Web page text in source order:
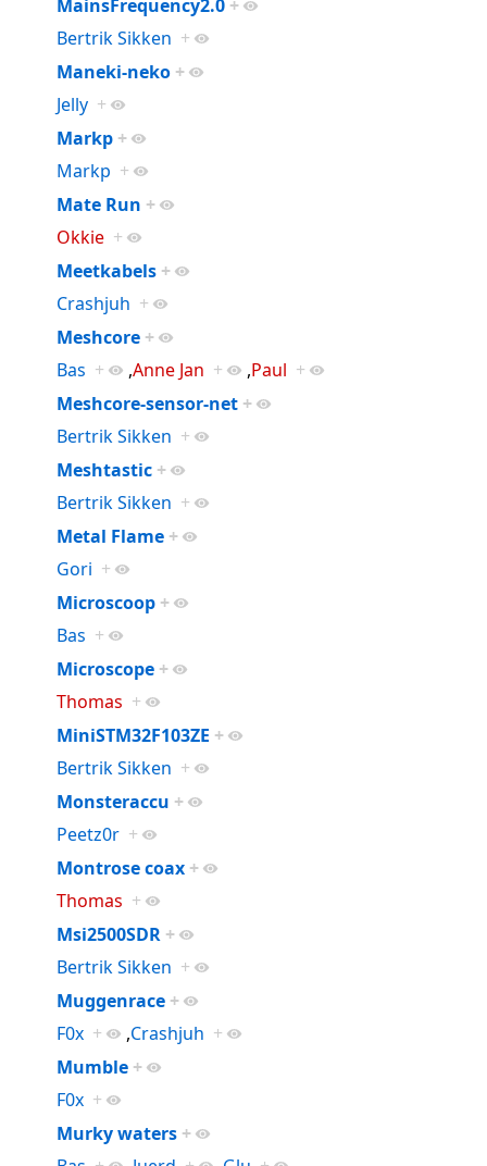
MainsFrequency2.0 +
Bertrik Sikken +
Maneki-neko +
Jelly +
Markp +
Markp +
Mate Run +
Okkie +
Meetkabels +
Crashjuh +
Meshcore +
Bas + ,Anne Jan + ,Paul +
Meshcore-sensor-net +
Bertrik Sikken +
Meshtastic +
Bertrik Sikken +
Metal Flame +
Gori +
Microscoop +
Bas +
Microscope +
Thomas +
MiniSTM32F103ZE +
Bertrik Sikken +
Monsteraccu +
Peetz0r +
Montrose coax +
Thomas +
Msi2500SDR +
Bertrik Sikken +
Muggenrace +
F0x + ,Crashjuh +
Mumble +
F0x +
Murky waters +